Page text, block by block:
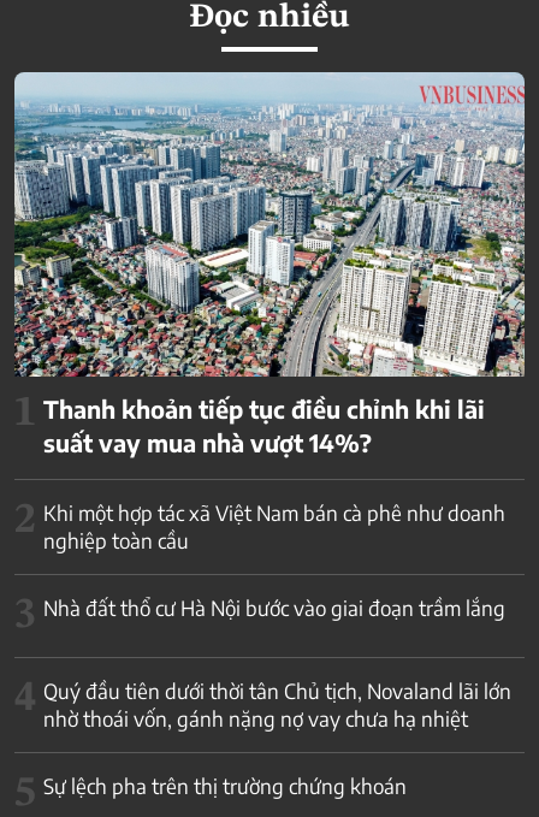
Đọc nhiều
1 Thanh khoản tiếp tục điều chỉnh khi lãi
suất vay mua nhà vượt 14%?
2 Khi một hợp tác xã Việt Nam bán cà phê như doanh
nghiệp toàn cầu
3 Nhà đất thổ cư Hà Nội bước vào giai đoạn trầm lắng
4 Quý đầu tiên dưới thời tân Chủ tịch, Novaland lãi lớn
nhờ thoái vốn, gánh nặng nợ vay chưa hạ nhiệt
5 Sự lệch pha trên thị trường chứng khoán